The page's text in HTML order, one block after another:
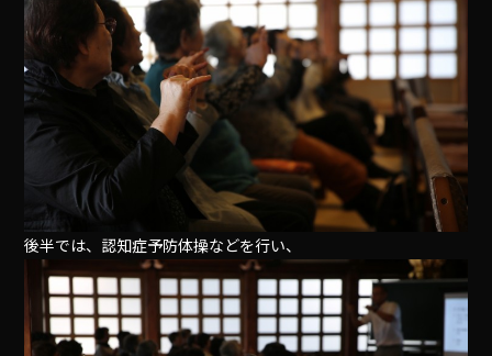
後半では、認知症予防体操などを行い、